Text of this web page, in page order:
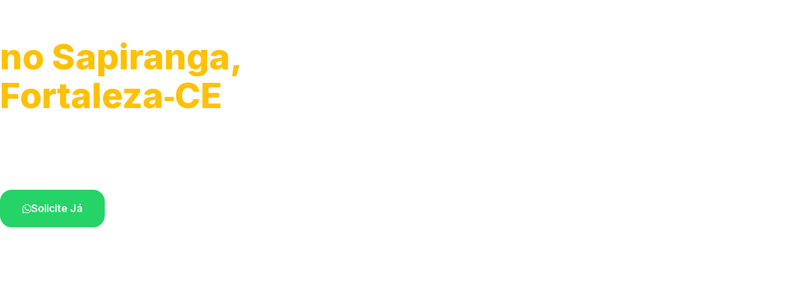
no Sapiranga,
Fortaleza‑CE
Solicite Já